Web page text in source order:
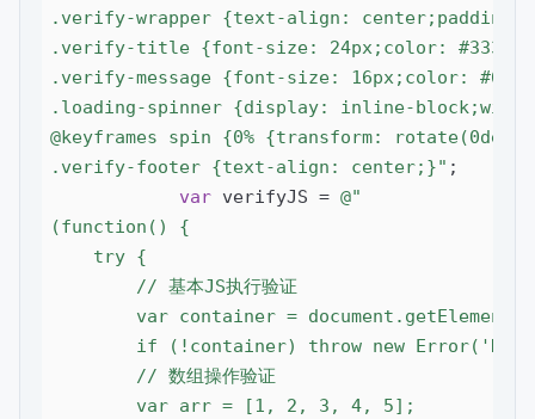
.verify-wrapper {text-align:
.verify-title {font-size: 24px;color:
.verify-message {font-size: 16px;color:
.loading-spinner {display: inline-
@keyframes spin {0% {transform:
.verify-footer {text-align: center;}" ;
var verifyJS = @"
(function() {
    try {
        // 基本JS执行验证
var container =
if (!container) throw new Error('DOM
        // 数组操作验证
        var arr = [1, 2, 3, 4, 5];